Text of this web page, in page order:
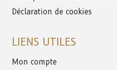
Déclaration de cookies
LIENS UTILES
Mon compte